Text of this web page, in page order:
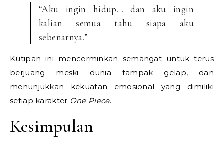
“Aku ingin hidup… dan aku ingin
kalian semua tahu siapa aku
sebenarnya.”
Kutipan ini mencerminkan semangat untuk terus
berjuang meski dunia tampak gelap, dan
menunjukkan kekuatan emosional yang dimiliki
setiap karakter One Piece.
Kesimpulan